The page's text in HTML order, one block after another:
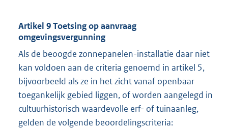
Artikel 9 Toetsing op aanvraag
omgevingsvergunning
Als de beoogde zonnepanelen-installatie daar niet
kan voldoen aan de criteria genoemd in artikel 5,
bijvoorbeeld als ze in het zicht vanaf openbaar
toegankelijk gebied liggen, of worden aangelegd in
cultuurhistorisch waardevolle erf- of tuinaanleg,
gelden de volgende beoordelingscriteria: